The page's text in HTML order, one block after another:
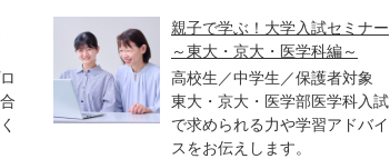
親子で学ぶ！大学入試セミナー
～東大・京大・医学科編～
高校生／中学生／保護者対象
東大・京大・医学部医学科入試
で求められる力や学習アドバイ
スをお伝えします。